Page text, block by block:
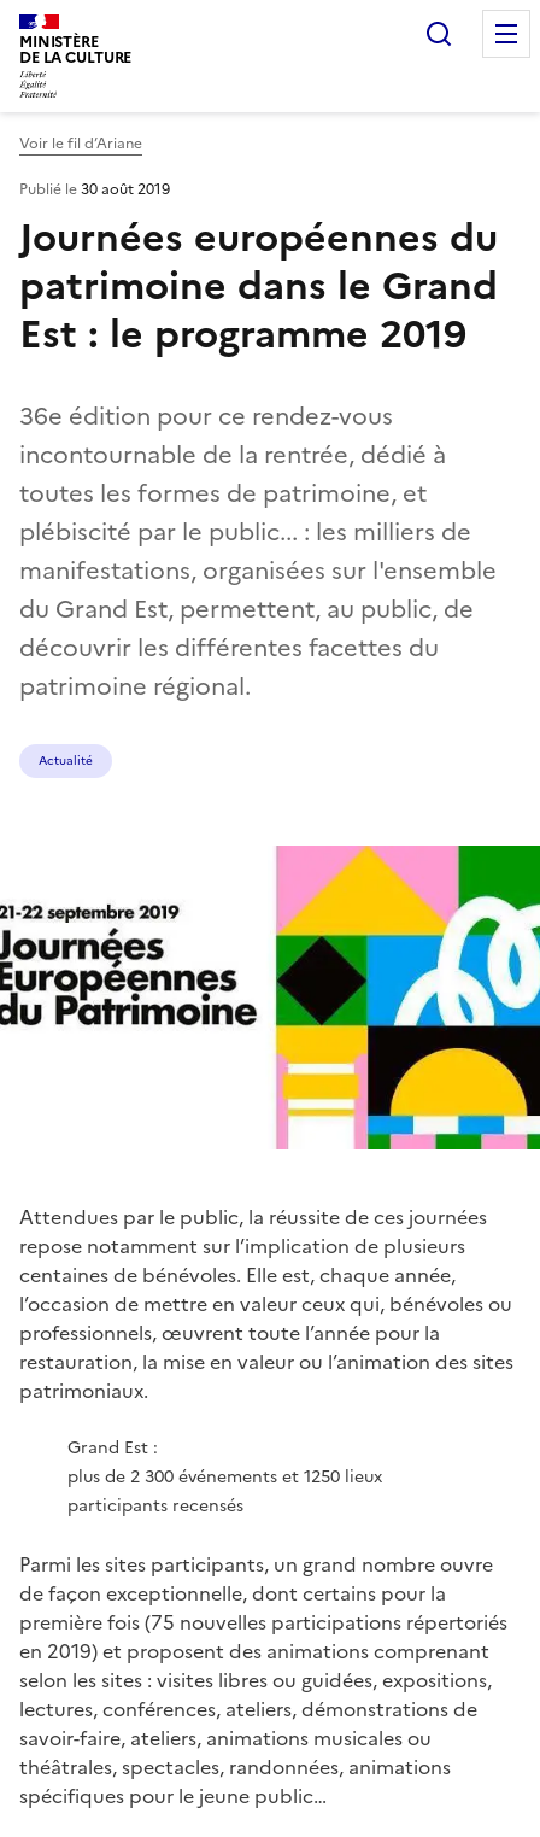
MINISTÈRE
DE LA CULTURE
Voir le fil d’Ariane
Journées européennes du
patrimoine dans le Grand
Est : le programme 2019
36e édition pour ce rendez-vous
incontournable de la rentrée, dédié à
toutes les formes de patrimoine, et
plébiscité par le public... : les milliers de
manifestations, organisées sur l'ensemble
du Grand Est, permettent, au public, de
découvrir les différentes facettes du
patrimoine régional.
Publié le30 août 2019
Actualité
Attendues par le public, la réussite de ces journées
repose notamment sur l’implication de plusieurs
centaines de bénévoles. Elle est, chaque année,
l’occasion de mettre en valeur ceux qui, bénévoles ou
professionnels, œuvrent toute l’année pour la
restauration, la mise en valeur ou l’animation des sites
patrimoniaux.
Grand Est :
plus de 2 300 événements et 1250 lieux
participants recensés
Parmi les sites participants, un grand nombre ouvre
de façon exceptionnelle, dont certains pour la
première fois (75 nouvelles participations répertoriés
en 2019) et proposent des animations comprenant
selon les sites : visites libres ou guidées, expositions,
lectures, conférences, ateliers, démonstrations de
savoir-faire, ateliers, animations musicales ou
théâtrales, spectacles, randonnées, animations
spécifiques pour le jeune public…